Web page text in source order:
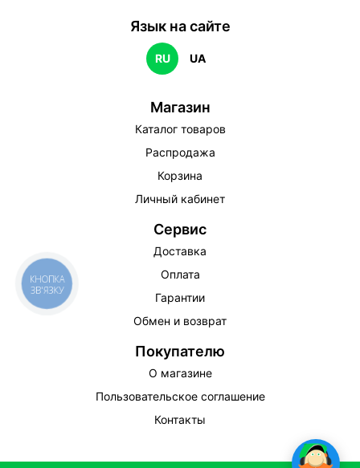
Язык на сайте
RU UA
Магазин
Каталог товаров
Распродажа
Корзина
Личный кабинет
Сервис
Доставка
Оплата
Гарантии
Обмен и возврат
Покупателю
О магазине
Пользовательское соглашение
Контакты
КНОПКА
ЗВ'ЯЗКУ